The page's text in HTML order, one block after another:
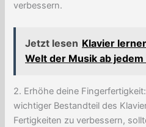
verbessern.
Jetzt lesen Klavier
Welt der Musik ab
2. Erhöhe deine
wichtiger Bestandteil des
Fertigkeiten zu verbessern,